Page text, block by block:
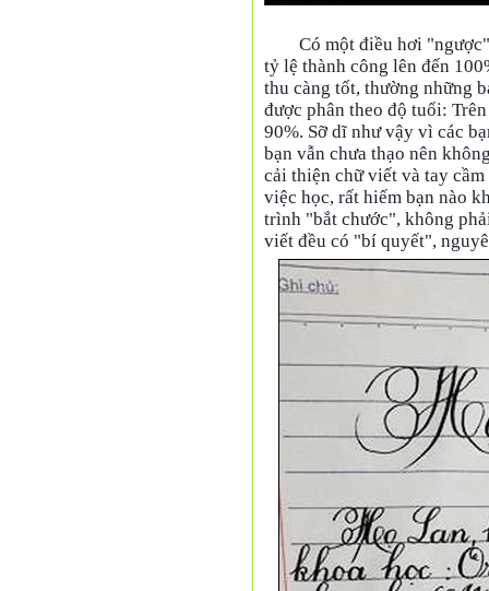
Có một điều hơi
tỷ lệ thành công lên đến
thu càng tốt, thường những
được phân theo độ tuổi:
90%. Sỡ dĩ như vậy vì các
bạn vẫn chưa thạo nên
cải thiện chữ viết và tay
việc học, rất hiếm bạn nào
trình "bắt chước", không
viết đều có "bí quyết",